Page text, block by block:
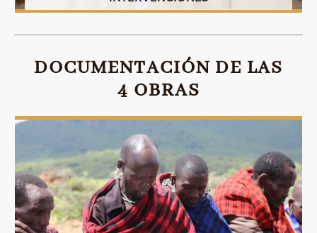
DOCUMENTACIÓN DE LAS
4 OBRAS